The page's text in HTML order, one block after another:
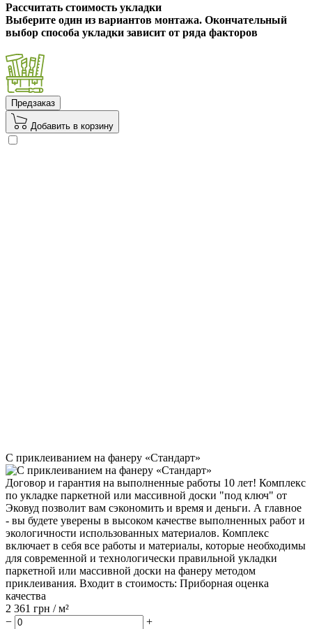
Рассчитать стоимость укладки
Выберите один из вариантов монтажа. Окончательный
выбор способа укладки зависит от ряда факторов
Предзаказ
Добавить в корзину
С приклеиванием на фанеру «Стандарт»
Договор и гарантия на выполненные работы 10 лет! Комплекс
по укладке паркетной или массивной доски "под ключ" от
Эковуд позволит вам сэкономить и время и деньги. А главное
- вы будете уверены в высоком качестве выполненных работ и
экологичности использованных материалов. Комплекс
включает в себя все работы и материалы, которые необходимы
для современной и технологически правильной укладки
паркетной или массивной доски на фанеру методом
приклеивания. Входит в стоимость: Приборная оценка
качества
2 361 грн / м²
−
+